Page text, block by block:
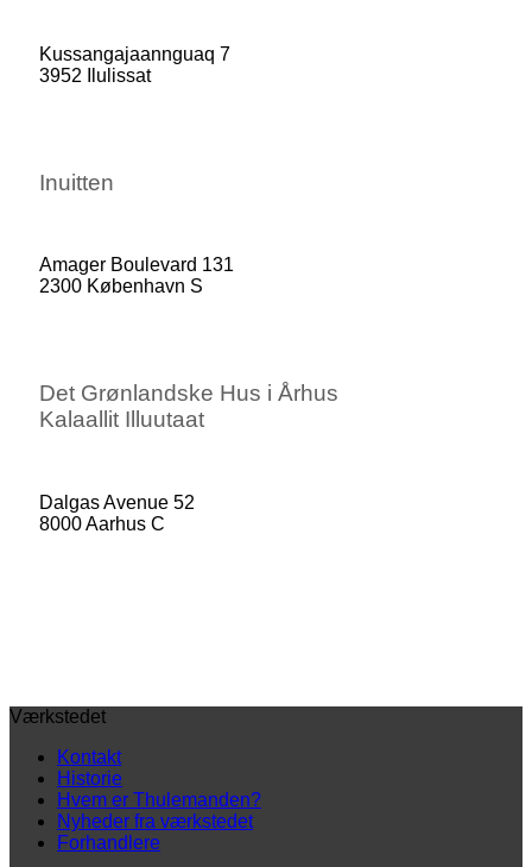
Kussangajaannguaq 7
3952 Ilulissat
Inuitten
Amager Boulevard 131
2300 København S
Det Grønlandske Hus i Århus
Kalaallit Illuutaat
Dalgas Avenue 52
8000 Aarhus C
Værkstedet
Kontakt
Historie
Hvem er Thulemanden?
Nyheder fra værkstedet
Forhandlere